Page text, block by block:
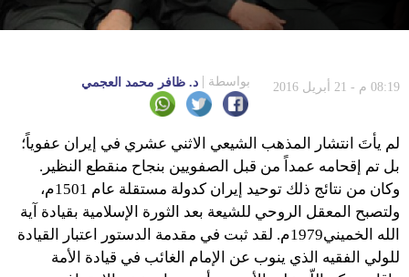
08:19 م - 21 أبريل 2016 بواسطة د. ظافر محمد العجمي
لم يأتَ انتشار المذهب الشيعي الاثني عشري في إيران عفوياً؛
بل تم إقحامه عمداً من قبل الصفويين بنجاح منقطع النظير.
وكان من نتائج ذلك توحيد إيران كدولة مستقلة عام 1501م،
ولتصبح المعقل الروحي للشيعة بعد الثورة الإسلامية بقيادة آية
الله الخميني1979م. لقد ثبت في مقدمة الدستور اعتبار القيادة
للولي الفقيه الذي ينوب عن الإمام الغائب في قيادة الأمة